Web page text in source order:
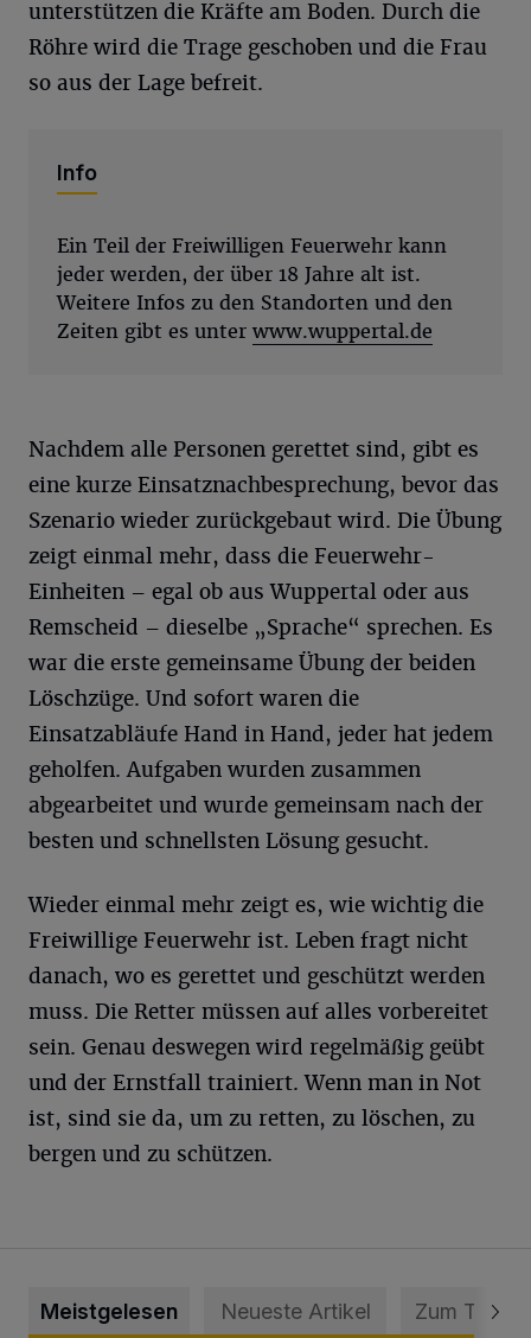
unterstützen die Kräfte am Boden. Durch die
Röhre wird die Trage geschoben und die Frau
so aus der Lage befreit.
Info
Ein Teil der Freiwilligen Feuerwehr kann
jeder werden, der über 18 Jahre alt ist.
Weitere Infos zu den Standorten und den
Zeiten gibt es unter www.wuppertal.de
Nachdem alle Personen gerettet sind, gibt es
eine kurze Einsatznachbesprechung, bevor das
Szenario wieder zurückgebaut wird. Die Übung
zeigt einmal mehr, dass die Feuerwehr-
Einheiten – egal ob aus Wuppertal oder aus
Remscheid – dieselbe „Sprache“ sprechen. Es
war die erste gemeinsame Übung der beiden
Löschzüge. Und sofort waren die
Einsatzabläufe Hand in Hand, jeder hat jedem
geholfen. Aufgaben wurden zusammen
abgearbeitet und wurde gemeinsam nach der
besten und schnellsten Lösung gesucht.
Wieder einmal mehr zeigt es, wie wichtig die
Freiwillige Feuerwehr ist. Leben fragt nicht
danach, wo es gerettet und geschützt werden
muss. Die Retter müssen auf alles vorbereitet
sein. Genau deswegen wird regelmäßig geübt
und der Ernstfall trainiert. Wenn man in Not
ist, sind sie da, um zu retten, zu löschen, zu
bergen und zu schützen.
Meistgelesen Neueste Artikel Zum Thema